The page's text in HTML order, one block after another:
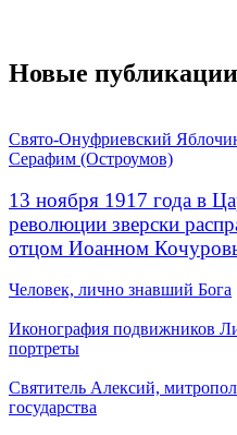
Новые публикации
Свято-Онуфриевский
Серафим (Остроумов)
13 ноября 1917 года в
революции зверски
отцом Иоанном
Человек, лично знавший Бога
Иконография подвижников
портреты
Святитель Алексий,
государства